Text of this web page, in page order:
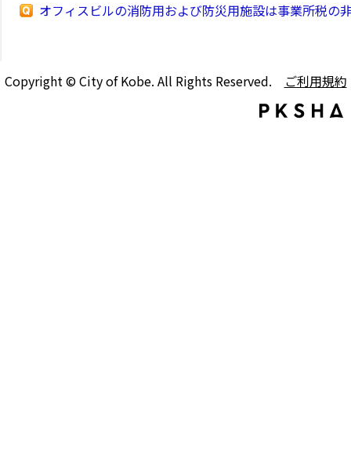
オフィスビルの消防用および防災用施設は事業所税の
Copyright © City of Kobe. All Rights Reserved. ご利用規約